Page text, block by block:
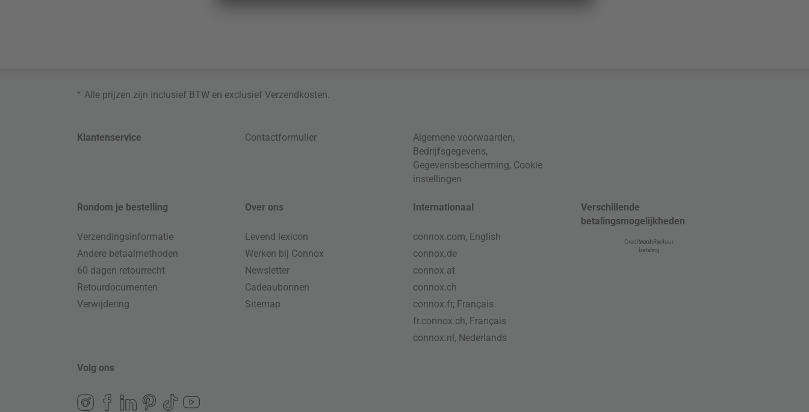
* Alle prijzen zijn inclusief BTW en exclusiefVerzendkosten
Klantenservice Contactformulier Algemene voorwaarden,
Bedrijfsgegevens,
Gegevensbescherming, Cookie
instellingen
Rondom je bestelling
Verzendingsinformatie
Andere betaalmethoden
60 dagen retourrecht
Retourdocumenten
Verwijdering
Over ons
Levend lexicon
Werken bij Connox
Newsletter
Cadeaubonnen
Sitemap
Internationaal
connox.com, English
connox.de
connox.at
connox.ch
connox.fr, Français
fr.connox.ch, Français
connox.nl, Nederlands
Verschillende
betalingsmogelijkheden
Creditcard
Vooruit-
betaling
Factuur
Volg ons